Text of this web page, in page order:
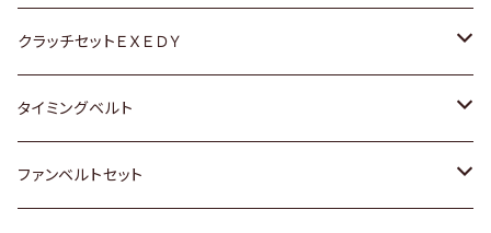
マツダ
三菱
スバル
アストロ（シボレー）
クライスラー
日産
ダイハツ
マツダ
日産
ホンダ
マツダ
ホンダ
スズキ
ダイハツ
クラッチセットＥＸＥＤＹ
ホンダ
スズキ
タイミングベルト
トヨタ
ファンベルトセット